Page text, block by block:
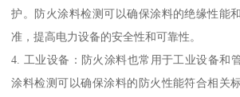
护。防火涂料检测可以确保涂料的绝缘性能
准，提高电力设备的安全性和可靠性。
4. 工业设备：防火涂料也常用于工业设备和
涂料检测可以确保涂料的防火性能符合相关